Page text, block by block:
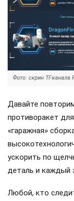
Фото: скрин ТГ-
Давайте
противоракет
«гаражная»
ускорить по
деталь и каждый
Любой, кто